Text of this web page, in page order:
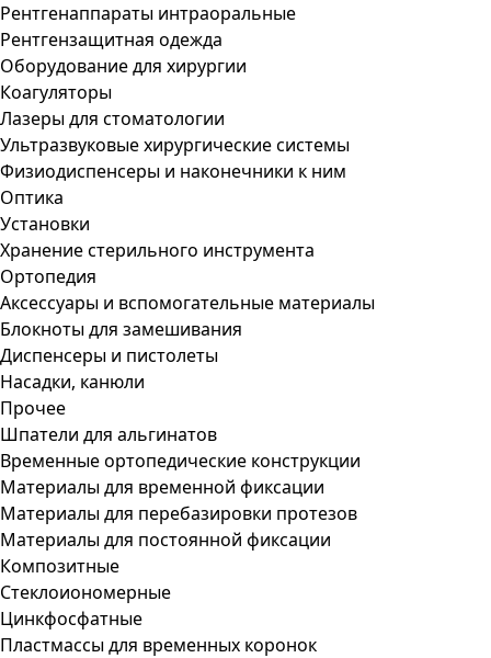
Рентгенаппараты интраоральные
Рентгензащитная одежда
Оборудование для хирургии
Коагуляторы
Лазеры для стоматологии
Ультразвуковые хирургические системы
Физиодиспенсеры и наконечники к ним
Оптика
Установки
Хранение стерильного инструмента
Ортопедия
Аксессуары и вспомогательные материалы
Блокноты для замешивания
Диспенсеры и пистолеты
Насадки, канюли
Прочее
Шпатели для альгинатов
Временные ортопедические конструкции
Материалы для временной фиксации
Материалы для перебазировки протезов
Материалы для постоянной фиксации
Композитные
Стеклоиономерные
Цинкфосфатные
Пластмассы для временных коронок